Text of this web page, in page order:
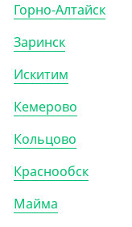
190,
Горно-Алтайск
Заринск
Искитим
Кемерово
Кольцово
Краснообск
Майма